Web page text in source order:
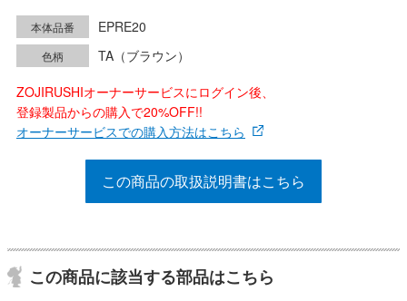
本体品番 EPRE20
色柄
TA（ブラウン）
ZOJIRUSHIオーナーサービスにログイン後、
登録製品からの購入で20%OFF!!
オーナーサービスでの購入方法はこちら
この商品の取扱説明書はこちら
この商品に該当する部品はこちら